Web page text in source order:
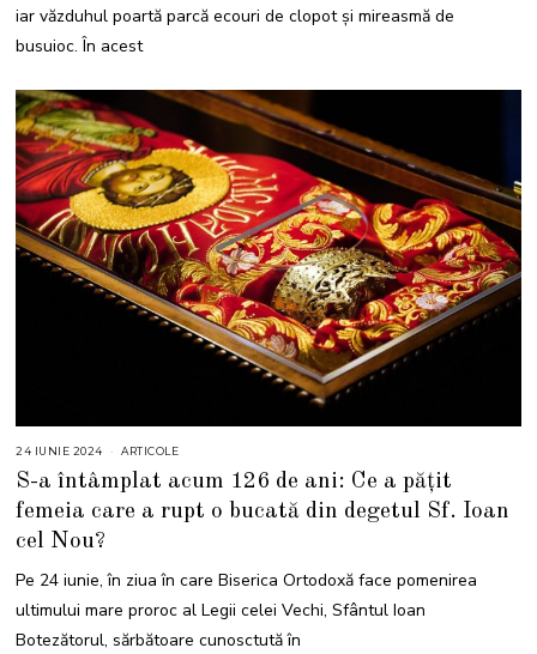
iar văzduhul poartă parcă ecouri de clopot și mireasmă de
busuioc. În acest
24 IUNIE 2024
I
N
E
2
ARTICOLE
S-a întâmplat acum 126 de ani: Ce a pățit
femeia care a rupt o bucată din degetul Sf. Ioan
cel Nou?
Pe 24 iunie, în ziua în care Biserica Ortodoxă face pomenirea
ultimului mare proroc al Legii celei Vechi, Sfântul Ioan
Botezătorul, sărbătoare cunosctută în